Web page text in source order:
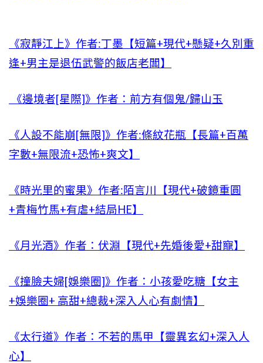
《寂靜江上》作者:丁墨【短篇+現代+懸疑+久別重
逢+男主是退伍武警的飯店老闆】
《邊境者[星際]》作者：前方有個鬼/歸山玉
《人設不能崩[無限]》作者:條紋花瓶【長篇+百萬
字數+無限流+恐怖+爽文】
《時光里的蜜果》作者:陌言川【現代+破鏡重圓
+青梅竹馬+有虐+結局HE】
《月光酒》作者：伏淵【現代+先婚後愛+甜寵】
《撞臉夫婦[娛樂圈]》作者：小孩愛吃糖【女主
+娛樂圈+ 高甜+總裁+深入人心有劇情】
《太行道》作者：不若的馬甲【靈異玄幻+深入人
心】